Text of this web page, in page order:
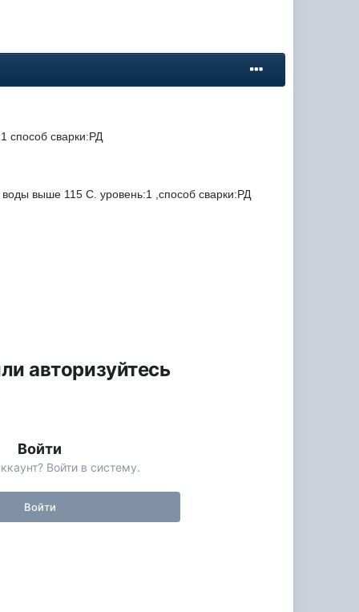
способ сварки:РД
воды выше 115 С. уровень:1 ,способ сварки:РД
авторизуйтесь
Войти
Войти в систему.
Войти